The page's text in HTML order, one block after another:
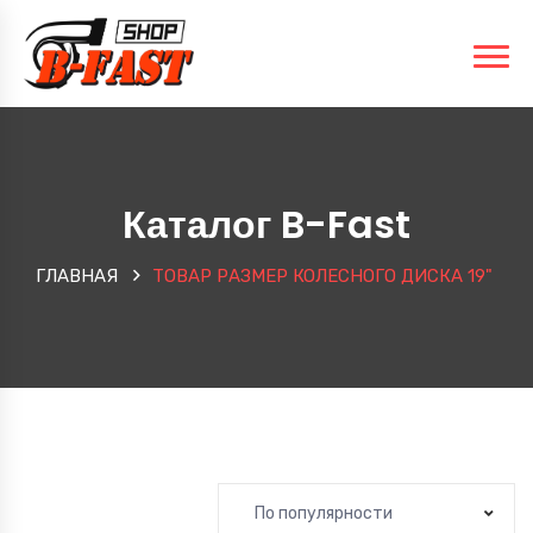
Каталог B-Fast
ГЛАВНАЯ ТОВАР РАЗМЕР КОЛЕСНОГО ДИСКА 19"
По популярности